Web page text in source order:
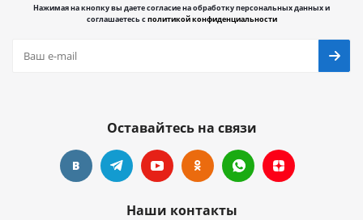
Нажимая на кнопку вы даете согласие на обработку персональных данных и
соглашаетесь сполитикой конфиденциальности
Оставайтесь на связи
Наши контакты